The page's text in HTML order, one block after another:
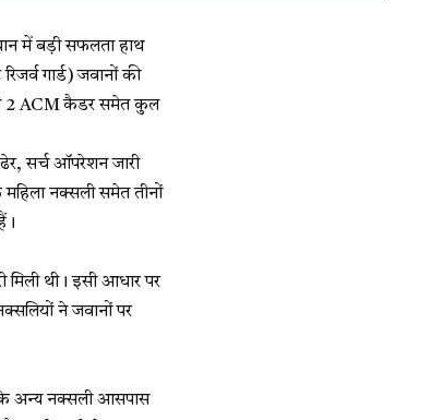
में बड़ी सफलता हाथ
गार्ड) जवानों की
ने 2 ACM कैडर समेत कुल
सर्च ऑपरेशन जारी
नक्सली समेत तीनों
मिली थी। इसी आधार पर
ने जवानों पर
अन्य नक्सली आसपास